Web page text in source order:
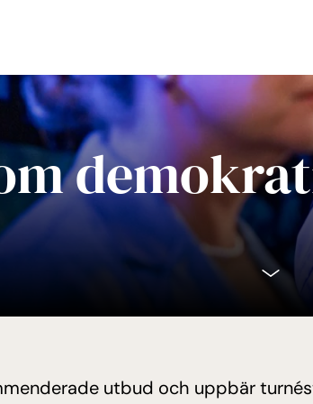
utbud och uppbär